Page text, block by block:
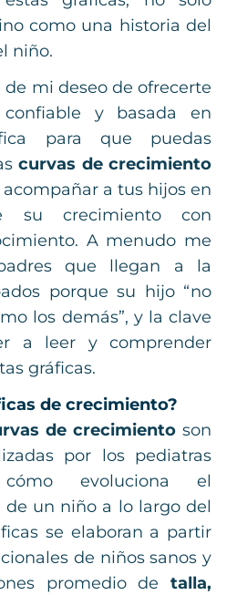
como una historia del
niño.
de mi deseo de ofrecerte
y basada en
para que puedas
curvas de crecimiento
acompañar a tus hijos en
su crecimiento con
A menudo me
que llegan a la
porque su hijo “no
los demás”, y la clave
a leer y comprender
gráficas.
de crecimiento?
de crecimiento son
por los pediatras
evoluciona el
un niño a lo largo del
se elaboran a partir
de niños sanos y
promedio de talla,